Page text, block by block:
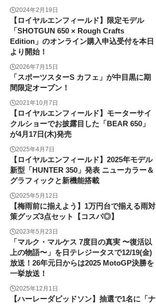
2024年2月19日
【ロイヤルエンフィールド】限定モデル
「SHOTGUN 650 × Rough Crafts
Edition」のオンライン購入申込受付を本日
より開始！
2026年7月15日
「スポーツスターS カフェ」が中目黒に期
間限定オープン！
2021年10月7日
【ロイヤルエンフィールド】モーターサイ
クルショーでお披露目した「BEAR 650」
が4月17日(木)発売
2025年4月7日
【ロイヤルエンフィールド】2025年モデル
新型「HUNTER 350」発表 ニューカラー＆
グラフィックと新機能搭載
2025年5月12日
【梅雨前に揃えよう】1万円台で揃える雨対
策グッズ3点セット【コスパ◎】
2023年5月23日
「マルク・マルケス 7度目の真実 〜復活以
上の物語〜」を日テレジータスで12/19(金)
放送！26年元日からは2025 MotoGP決勝を
一挙放送！
2025年12月1日
【ハーレーダビッドソン】抽選で1名に「ナ